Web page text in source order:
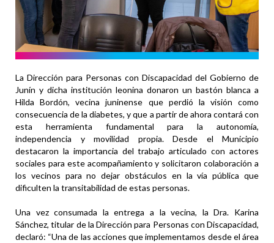
La Dirección para Personas con Discapacidad del Gobierno de
Junín y dicha institución leonina donaron un bastón blanca a
Hilda Bordón, vecina juninense que perdió la visión como
consecuencia de la diabetes, y que a partir de ahora contará con
esta herramienta fundamental para la autonomía,
independencia y movilidad propia. Desde el Municipio
destacaron la importancia del trabajo articulado con actores
sociales para este acompañamiento y solicitaron colaboración a
los vecinos para no dejar obstáculos en la vía pública que
dificulten la transitabilidad de estas personas.
Una vez consumada la entrega a la vecina, la Dra. Karina
Sánchez, titular de la Dirección para Personas con Discapacidad,
declaró: “Una de las acciones que implementamos desde el área